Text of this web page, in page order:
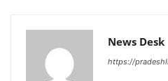
News Desk
https://